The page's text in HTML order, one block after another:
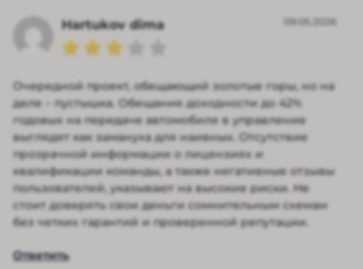
Hartukov dima 09.05.2026
Очередной проект, обещающий золотые горы, но на
деле – пустышка. Обещания доходности до 42%
годовых на передаче автомобиля в управление
выглядят как замануха для наивных. Отсутствие
прозрачной информации о лицензиях и
квалификации команды, а также негативные отзывы
пользователей, указывают на высокие риски. Не
стоит доверять свои деньги сомнительным схемам
без четких гарантий и проверенной репутации.
Ответить